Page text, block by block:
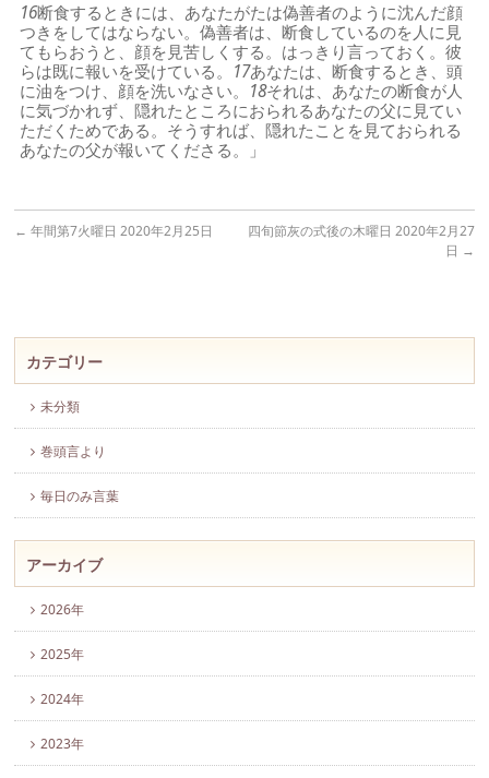
16断食するときには、あなたがたは偽善者のように沈んだ顔
つきをしてはならない。偽善者は、断食しているのを人に見
てもらおうと、顔を見苦しくする。はっきり言っておく。彼
らは既に報いを受けている。 17あなたは、断食するとき、頭
に油をつけ、顔を洗いなさい。 18それは、あなたの断食が人
に気づかれず、隠れたところにおられるあなたの父に見てい
ただくためである。そうすれば、隠れたことを見ておられる
あなたの父が報いてくださる。」
← 年間第7火曜日 2020年2月25日
四旬節灰の式後の木曜日 2020年2月27
日 →
カテゴリー
未分類
巻頭言より
毎日のみ言葉
アーカイブ
2026年
2025年
2024年
2023年